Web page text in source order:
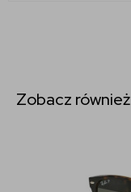
Zobacz również